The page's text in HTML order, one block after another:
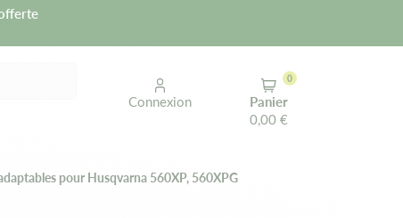
Connexion
Panier
0,00 €
0
pour Husqvarna 560XP, 560XPG